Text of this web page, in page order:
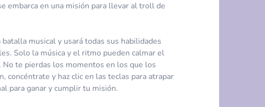
embarca en una misión para llevar al troll de
musical y usará todas sus habilidades
Solo la música y el ritmo pueden calmar el
te pierdas los momentos en los que los
concéntrate y haz clic en las teclas para atrapar
para ganar y cumplir tu misión.